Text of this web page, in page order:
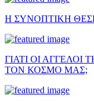
Η ΣΥΝΟΠΤΙΚΗ
ΓΙΑΤΙ ΟΙ
ΤΟΝ ΚΟΣΜΟ ΜΑΣ;